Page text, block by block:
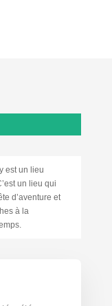
est un lieu
un lieu qui
d’aventure et
à la